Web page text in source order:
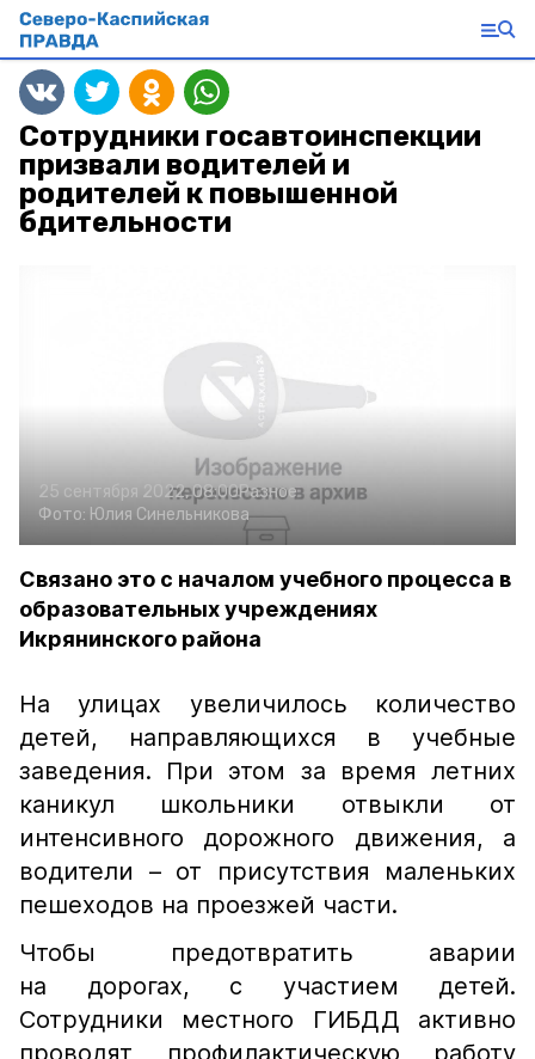
Сотрудники госавтоинспекции
призвали водителей и
родителей к повышенной
бдительности
25 сентября 2022, 08:00Разное
Фото: Юлия Синельникова
Связано это с началом учебного процесса в
образовательных учреждениях
Икрянинского района
На улицах увеличилось количество
детей, направляющихся в учебные
заведения. При этом за время летних
каникул школьники отвыкли от
интенсивного дорожного движения, а
водители – от присутствия маленьких
пешеходов на проезжей части.
Чтобы предотвратить аварии
на дорогах, с участием детей.
Сотрудники местного ГИБДД активно
проводят профилактическую работу